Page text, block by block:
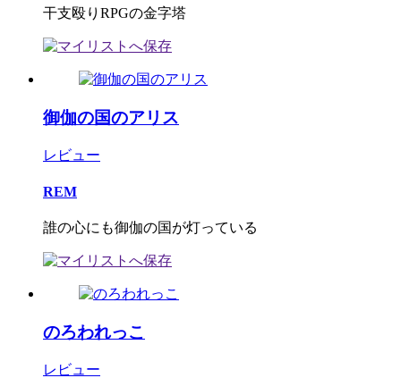
干支殴りRPGの金字塔
御伽の国のアリス
レビュー
REM
誰の心にも御伽の国が灯っている
のろわれっこ
レビュー